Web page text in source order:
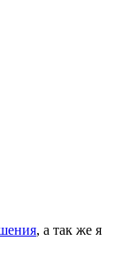
, а так же я